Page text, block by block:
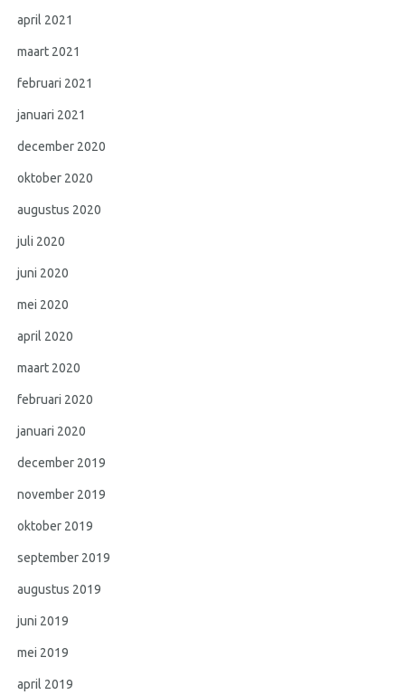
april 2021
maart 2021
februari 2021
januari 2021
december 2020
oktober 2020
augustus 2020
juli 2020
juni 2020
mei 2020
april 2020
maart 2020
februari 2020
januari 2020
december 2019
november 2019
oktober 2019
september 2019
augustus 2019
juni 2019
mei 2019
april 2019